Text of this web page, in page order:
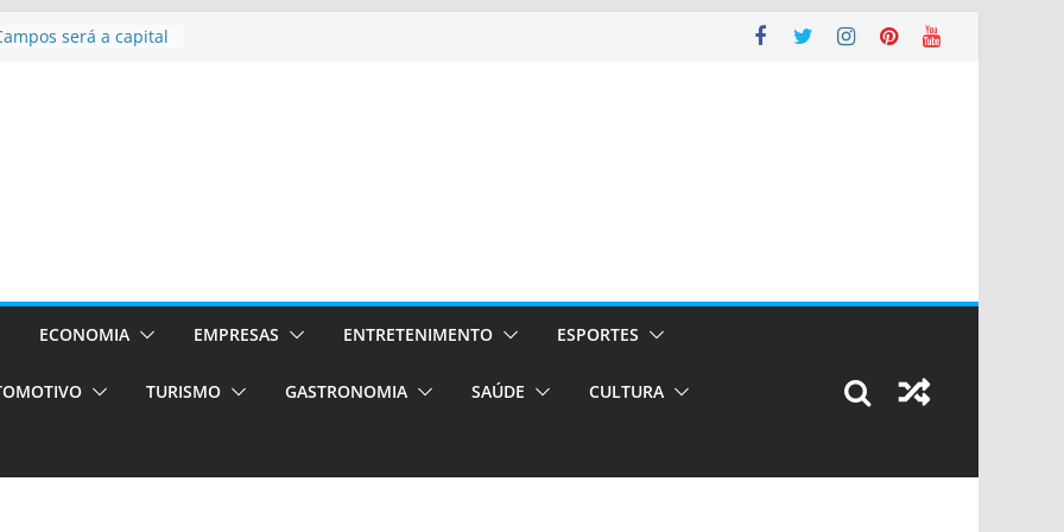
será a capital
Estão
Orientados
E VAN
em Porto
bolsas –
ECONOMIA EMPRESAS ENTRETENIMENTO ESPORTES
TURISMO GASTRONOMIA SAÚDE CULTURA